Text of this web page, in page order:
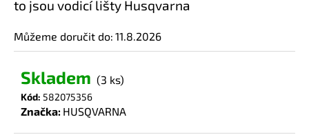
to jsou vodicí lišty Husqvarna
Můžeme doručit do: 11.8.2026
Skladem (3 ks)
Kód: 582075356
Značka: HUSQVARNA
r
u
č
m
e